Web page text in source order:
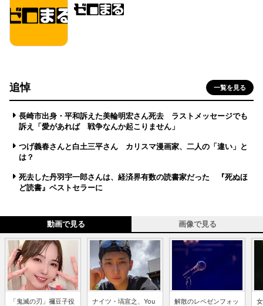
追悼 一覧を見る
長崎市出身・平和訴えた美輪明宏さん死去 ラストメッセージでも
訴え「愛があれば 戦争なんか起こりません」
つげ義春さんと白土三平さん カリスマ漫画家、二人の「違い」と
は？
死去した丹羽宇一郎さんは、経済界有数の読書家だった 『死ぬほ
ど読書』ベストセラーに
動画で見る 画像で見る
「鬼滅の刃」禰豆子役
ナイツ・塙宣之、You
解散のレペゼンフォッ